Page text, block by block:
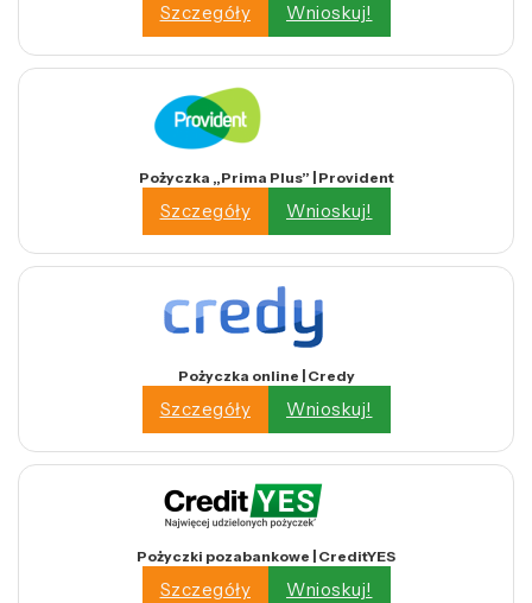
Szczegóły Wnioskuj!
Pożyczka „Prima Plus” | Provident
Szczegóły Wnioskuj!
Pożyczka online | Credy
Szczegóły Wnioskuj!
Pożyczki pozabankowe | CreditYES
Szczegóły Wnioskuj!